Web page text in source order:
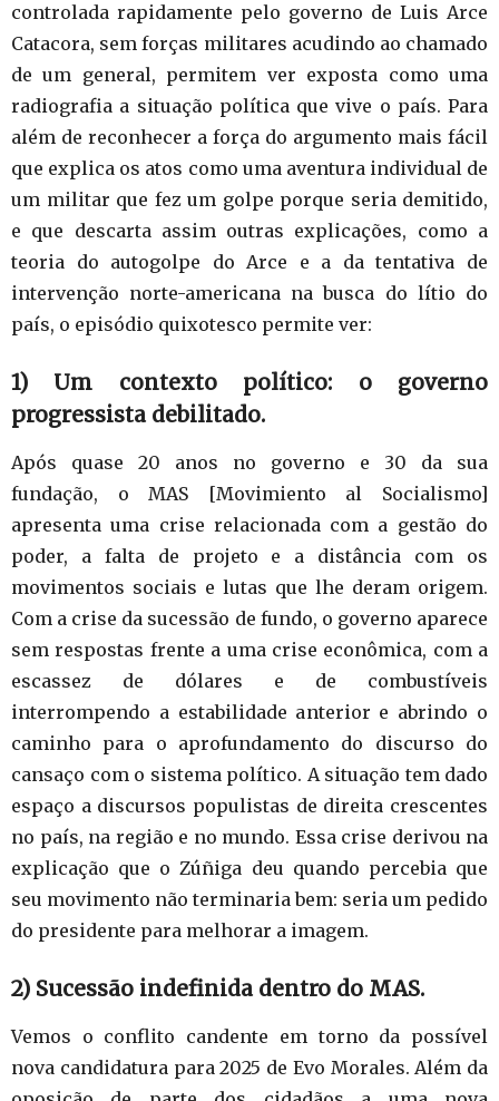
controlada rapidamente pelo governo de Luis Arce
Catacora, sem forças militares acudindo ao chamado
de um general, permitem ver exposta como uma
radiografia a situação política que vive o país. Para
além de reconhecer a força do argumento mais fácil
que explica os atos como uma aventura individual de
um militar que fez um golpe porque seria demitido,
e que descarta assim outras explicações, como a
teoria do autogolpe do Arce e a da tentativa de
intervenção norte-americana na busca do lítio do
país, o episódio quixotesco permite ver:
1) Um contexto político: o governo
progressista debilitado.
Após quase 20 anos no governo e 30 da sua
fundação, o MAS [Movimiento al Socialismo]
apresenta uma crise relacionada com a gestão do
poder, a falta de projeto e a distância com os
movimentos sociais e lutas que lhe deram origem.
Com a crise da sucessão de fundo, o governo aparece
sem respostas frente a uma crise econômica, com a
escassez de dólares e de combustíveis
interrompendo a estabilidade anterior e abrindo o
caminho para o aprofundamento do discurso do
cansaço com o sistema político. A situação tem dado
espaço a discursos populistas de direita crescentes
no país, na região e no mundo. Essa crise derivou na
explicação que o Zúñiga deu quando percebia que
seu movimento não terminaria bem: seria um pedido
do presidente para melhorar a imagem.
2) Sucessão indefinida dentro do MAS.
Vemos o conflito candente em torno da possível
nova candidatura para 2025 de Evo Morales. Além da